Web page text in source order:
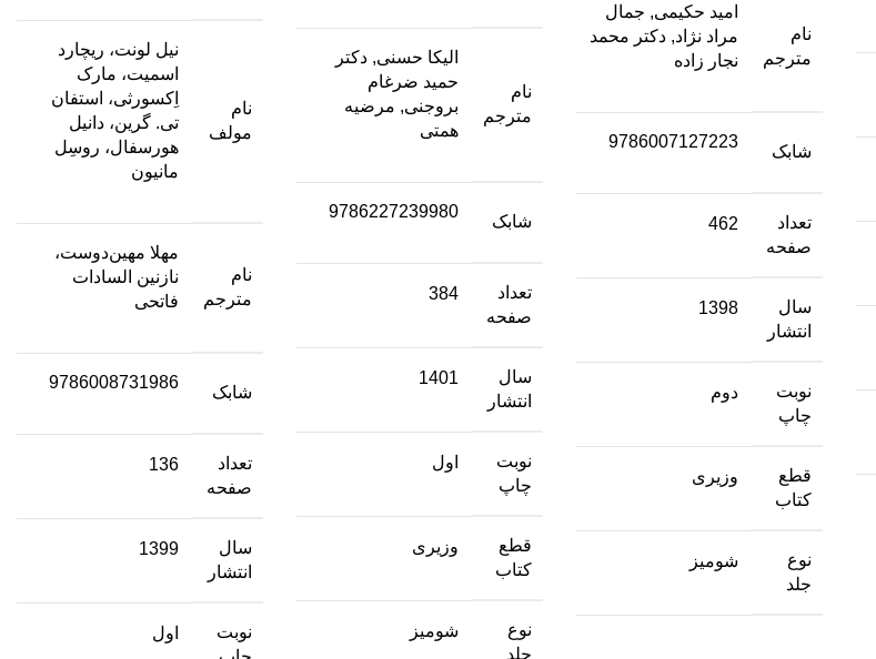
نام
مترجم
امید حکیمی, جمال
مراد نژاد, دکتر محمد
نجار زاده
شابک
9786007127223
تعداد
صفحه
462
سال
انتشار
1398
نوبت
چاپ
دوم
قطع
کتاب
وزیری
نوع
جلد
شومیز
نام
مترجم
الیکا حسنی, دكتر
حمید ضرغام
بروجنی, مرضیه
همتی
شابک
9786227239980
تعداد
صفحه
384
سال
انتشار
1401
نوبت
چاپ
اول
قطع
کتاب
وزیری
نوع
جلد
شومیز
نام
مولف
نیل لونت، ریچارد
اسمیت، مارک
اِکسورثی، استفان
تی. گرین، دانیل
هورسفال، روسِل
مانیون
نام
مترجم
مهلا مهین‌دوست،
نازنین‌ السادات
فاتحی
شابک
9786008731986
تعداد
صفحه
136
سال
انتشار
1399
نوبت
اول